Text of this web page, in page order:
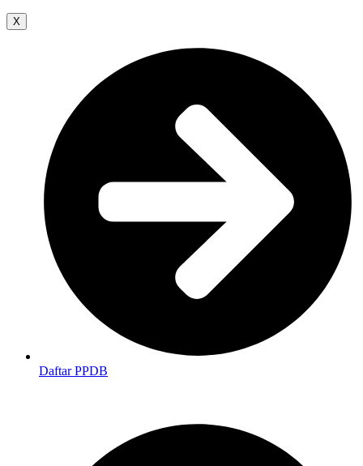
X
Daftar PPDB